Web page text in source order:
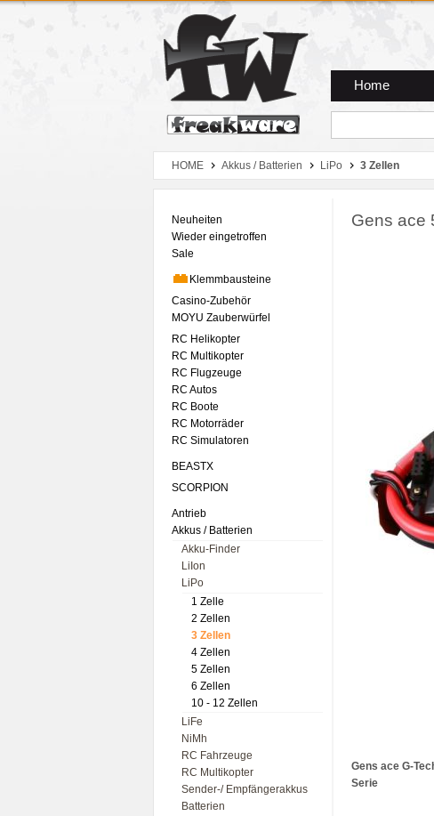
Zum Hauptmenue
Zum Seiteninhalt
Zum Warenkob
Home
HOME Akkus / Batterien LiPo 3 Zellen
Neuheiten
Wieder eingetroffen
Sale
Klemmbausteine
Casino-Zubehör
MOYU Zauberwürfel
RC Helikopter
RC Multikopter
RC Flugzeuge
RC Autos
RC Boote
RC Motorräder
RC Simulatoren
BEASTX
SCORPION
Antrieb
Akkus / Batterien
Akku-Finder
LiIon
LiPo
1 Zelle
2 Zellen
3 Zellen
4 Zellen
5 Zellen
6 Zellen
10 - 12 Zellen
LiFe
NiMh
RC Fahrzeuge
RC Multikopter
Sender-/ Empfängerakkus
Batterien
Gens ace
Gens ace G-
Serie